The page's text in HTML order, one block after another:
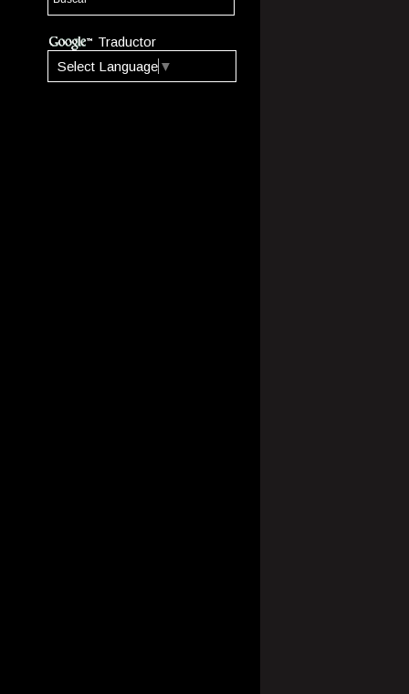
Traductor
Select Language ▼